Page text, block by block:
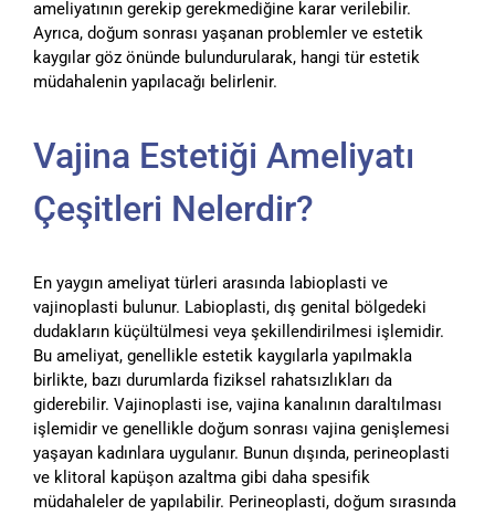
ameliyatının gerekip gerekmediğine karar verilebilir.
Ayrıca, doğum sonrası yaşanan problemler ve estetik
kaygılar göz önünde bulundurularak, hangi tür estetik
müdahalenin yapılacağı belirlenir.
Vajina Estetiği Ameliyatı
Çeşitleri Nelerdir?
En yaygın ameliyat türleri arasında labioplasti ve
vajinoplasti bulunur. Labioplasti, dış genital bölgedeki
dudakların küçültülmesi veya şekillendirilmesi işlemidir.
Bu ameliyat, genellikle estetik kaygılarla yapılmakla
birlikte, bazı durumlarda fiziksel rahatsızlıkları da
giderebilir. Vajinoplasti ise, vajina kanalının daraltılması
işlemidir ve genellikle doğum sonrası vajina genişlemesi
yaşayan kadınlara uygulanır. Bunun dışında, perineoplasti
ve klitoral kapüşon azaltma gibi daha spesifik
müdahaleler de yapılabilir. Perineoplasti, doğum sırasında